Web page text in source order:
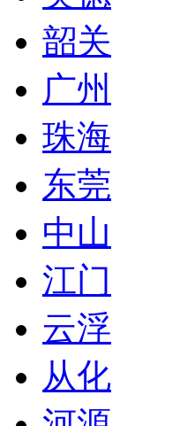
韶关
广州
珠海
东莞
中山
江门
云浮
从化